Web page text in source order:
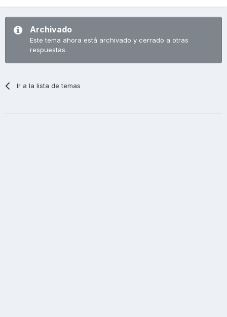
Archivado
Este tema ahora está archivado y cerrado a otras
respuestas.
Ir a la lista de temas